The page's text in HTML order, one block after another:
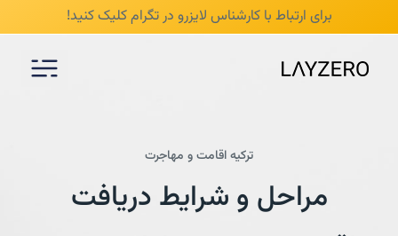
برای ارتباط با کارشناس لایزرو در تگرامکلیک کنید! /* mobile responsive */
ترکیهاقامت و مهاجرت
مراحل و شرایط دریافت